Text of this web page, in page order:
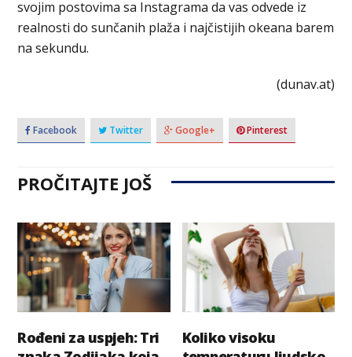
svojim postovima sa Instagrama da vas odvede iz
realnosti do sunčanih plaža i najčistijih okeana barem
na sekundu.
(dunav.at)
Facebook Twitter Google+ Pinterest
PROČITAJTE JOŠ
Rođeni za uspjeh: Tri
Koliko visoku